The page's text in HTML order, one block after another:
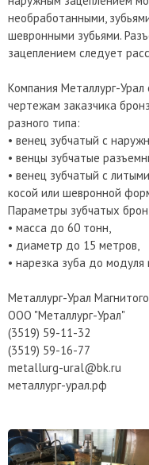
необработанными,
шевронными зубьями.
зацеплением следует
Компания Металлург-Урал
чертежам заказчика
разного типа:
• венец зубчатый с
• венцы зубчатые
• венец зубчатый с
косой или шевронной
Параметры зубчатых
• масса до 60 тонн,
• диаметр до 15 метров,
• нарезка зуба до модуля
Металлург-Урал
ООО "Металлург-Урал"
(3519) 59-11-32
(3519) 59-16-77
metallurg-ural@bk.ru
металлург-урал.рф